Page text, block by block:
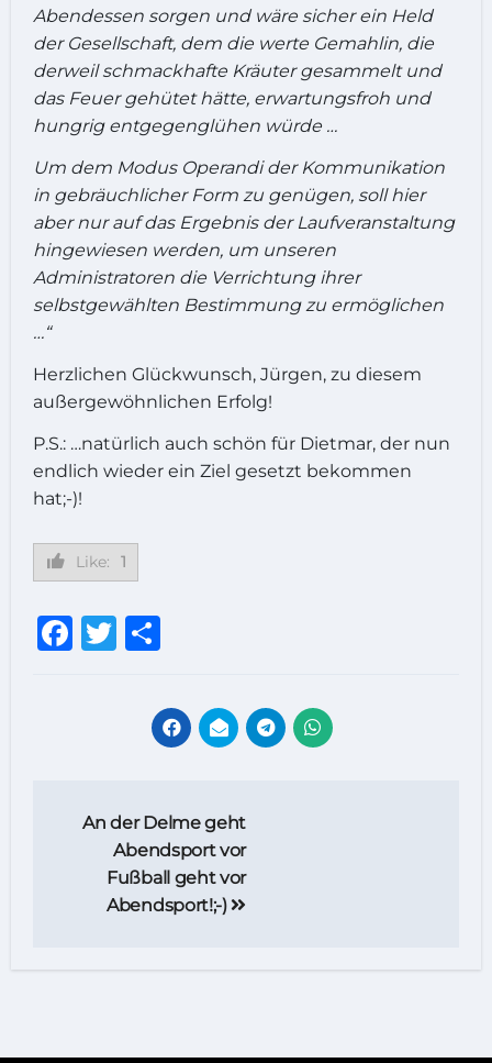
Abendessen sorgen und wäre sicher ein Held
der Gesellschaft, dem die werte Gemahlin, die
derweil schmackhafte Kräuter gesammelt und
das Feuer gehütet hätte, erwartungsfroh und
hungrig entgegenglühen würde …
Um dem Modus Operandi der Kommunikation
in gebräuchlicher Form zu genügen, soll hier
aber nur auf das Ergebnis der Laufveranstaltung
hingewiesen werden, um unseren
Administratoren die Verrichtung ihrer
selbstgewählten Bestimmung zu ermöglichen
…“
Herzlichen Glückwunsch, Jürgen, zu diesem
außergewöhnlichen Erfolg!
P.S.: …natürlich auch schön für Dietmar, der nun
endlich wieder ein Ziel gesetzt bekommen
hat;-)!
Like: 1
Facebook
Twitter
Teilen
An der Delme geht
Abendsport vor
Fußball geht vor
Abendsport!;-)